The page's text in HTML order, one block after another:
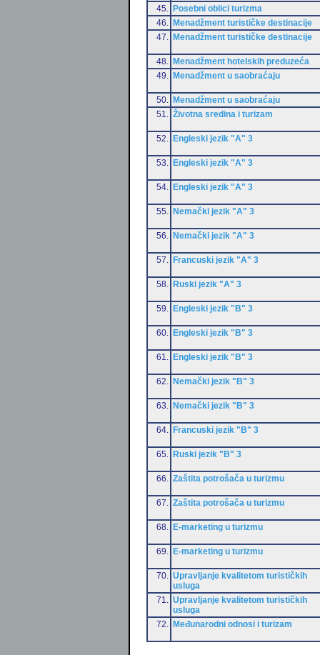
45.
Posebni oblici turizma
46.
Menadžment turističke destinacije
47.
Menadžment turističke destinacije
48.
Menadžment hotelskih preduzeća
49.
Menadžment u saobraćaju
50.
Menadžment u saobraćaju
51.
Životna sredina i turizam
52. Engleski jezik "A" 3
53. Engleski jezik "A" 3
54. Engleski jezik "A" 3
55. Nemački jezik "A" 3
56. Nemački jezik "A" 3
57. Francuski jezik "A" 3
58. Ruski jezik "A" 3
59. Engleski jezik "B" 3
60. Engleski jezik "B" 3
61. Engleski jezik "B" 3
62. Nemački jezik "B" 3
63. Nemački jezik "B" 3
64. Francuski jezik "B" 3
65. Ruski jezik "B" 3
66. Zaštita potrošača u turizmu
67. Zaštita potrošača u turizmu
68. E-marketing u turizmu
69. E-marketing u turizmu
70.
Upravljanje kvalitetom turističkih
usluga
71.
Upravljanje kvalitetom turističkih
usluga
72.
Međunarodni odnosi i turizam